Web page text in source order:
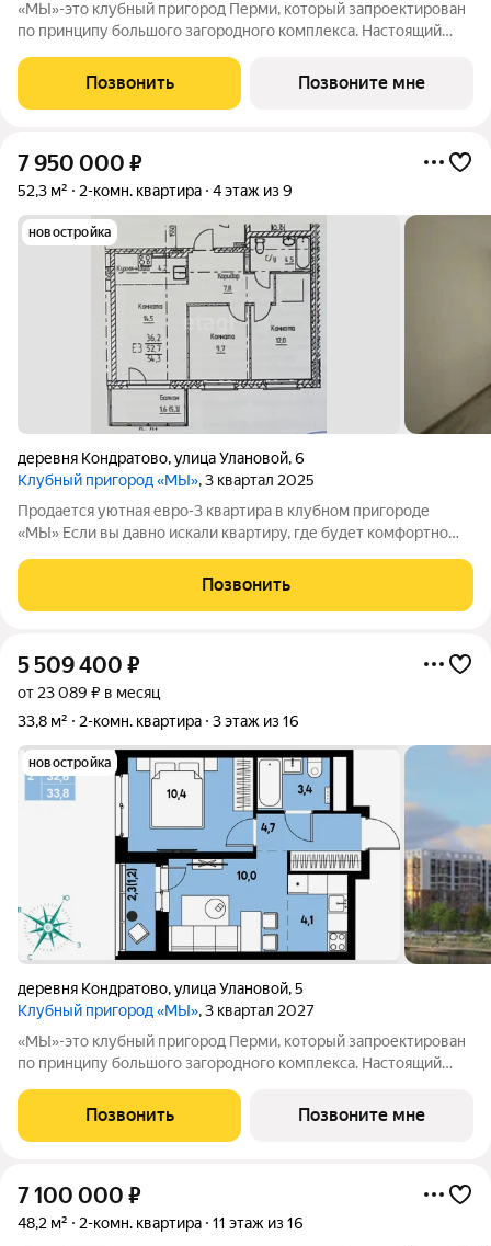
«МЫ»-это клубный пригород Перми, который запроектирован
по принципу большого загородного комплекса. Настоящий
у озера. На территории помимо парков и велодорожек будут
объекты социальной
Позвонить Позвоните мне
7 950 000 ₽
52,3 м² 2-комн. квартира 4 этаж из 9
новостройка
деревня Кондратово,улица Улановой,6
Клубный пригород «МЫ», 3 квартал 2025
Продается уютная евро-3 квартира в клубном пригороде
«МЫ» Если вы давно искали квартиру, где будет комфортно
Планировка очень удобная: просторная кухня-гостиная, две
изолированные комнаты, много
Позвонить
5 509 400 ₽
от 23 089 ₽ в месяц
33,8 м²
2-комн. квартира 3 этаж из 16
новостройка
деревня Кондратово,улица Улановой,5
Клубный пригород «МЫ», 3 квартал 2027
«МЫ»-это клубный пригород Перми, который запроектирован
по принципу большого загородного комплекса. Настоящий
у озера. На территории помимо парков и велодорожек будут
объекты социальной
Позвонить Позвоните мне
7 100 000 ₽
48,2 м² 2-комн. квартира 11 этаж из 16